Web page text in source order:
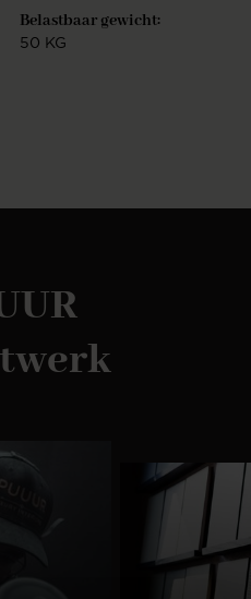
een kleur thuis
te bestellen.
de uitstraling in huis.
voor strakke lijnen.
zit er voor ieder
zelf samen te
soorten meubels uit
stijlen voor een speels
Belastbaar gewicht:
50 KG